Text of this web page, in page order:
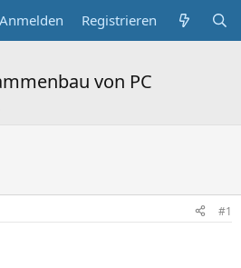
Anmelden Registrieren
von PC
#1